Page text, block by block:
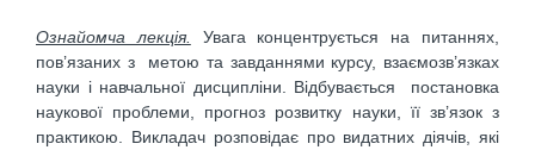
Ознайомча лекція.
Увага концентрується на питаннях,
пов’язаних з метою та завданнями курсу, взаємозв’язках
науки і навчальної дисципліни. Відбувається постановка
наукової проблеми, прогноз розвитку науки, її зв’язок з
практикою. Викладач розповідає про видатних діячів, які